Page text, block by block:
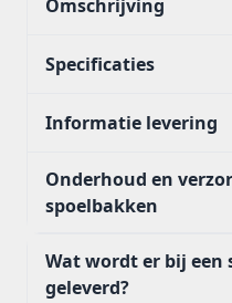
Omschrijving
Specificaties
Informatie levering
Onderhoud en
spoelbakken
Wat wordt er bij een
geleverd?